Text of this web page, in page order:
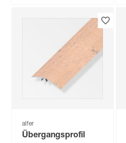
alfer
Übergangsprofil